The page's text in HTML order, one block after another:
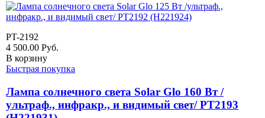
PT-2192
4 500.00 Руб.
В корзину
Быстрая покупка
Лампа солнечного света Solar Glo 160 Вт /
ультраф., инфракр., и видимый свет/ PT2193